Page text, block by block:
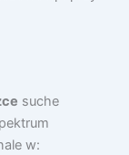
suche
w: